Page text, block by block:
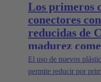
Los primeros
conectores
reducidas de
madurez
El uso de nuevos
permite reducir por